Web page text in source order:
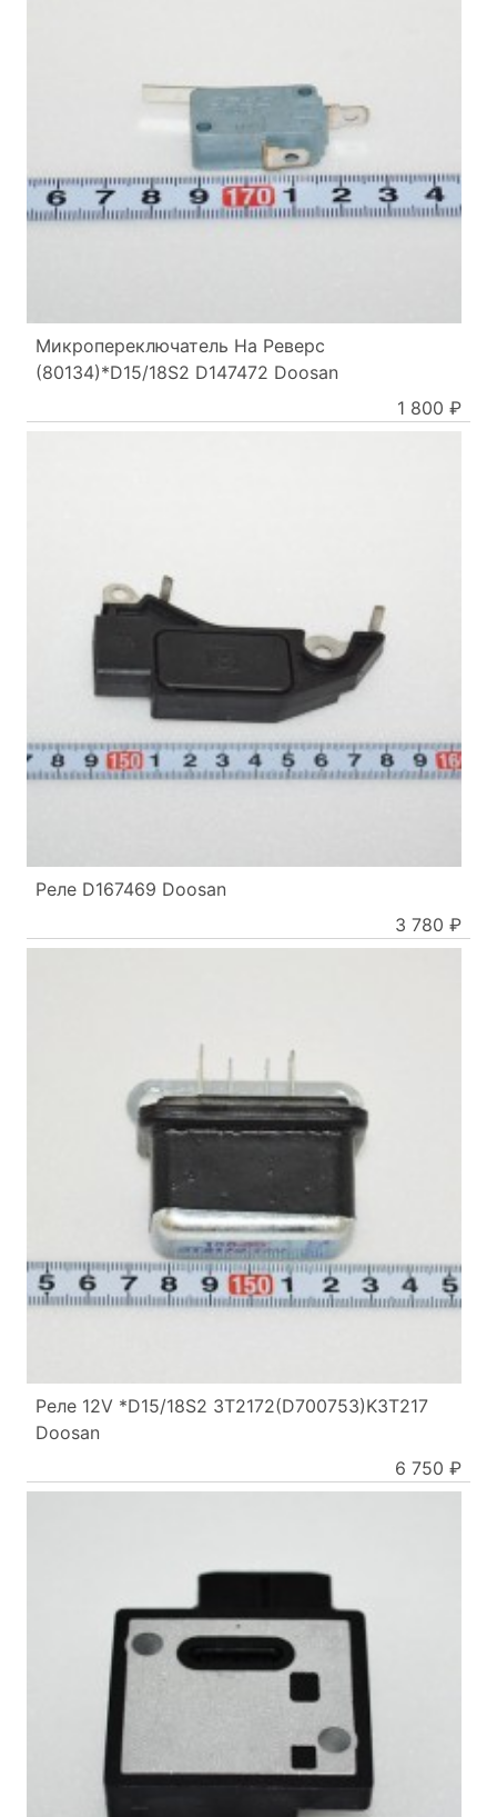
Микропереключатель На Реверс
(80134)*D15/18S2 D147472 Doosan
1 800 ₽
Реле D167469 Doosan
3 780 ₽
Реле 12V *D15/18S2 3T2172(D700753)K3T217
Doosan
6 750 ₽